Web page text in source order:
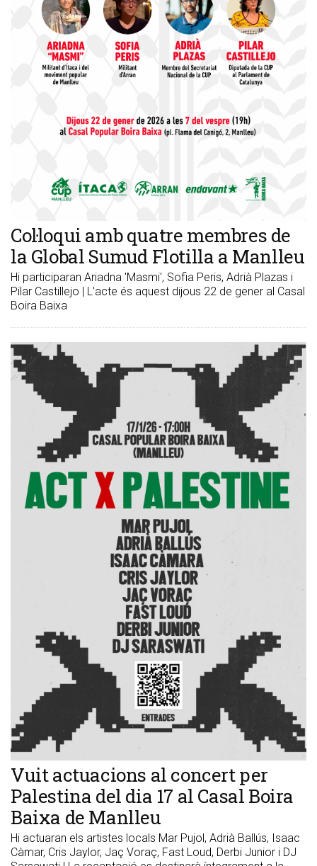
Col·loqui amb quatre membres de
la Global Sumud Flotilla a Manlleu
Hi participaran Ariadna 'Masmi', Sofia Peris, Adrià Plazas i
Pilar Castillejo | L'acte és aquest dijous 22 de gener al Casal
Boira Baixa
Vuit actuacions al concert per
Palestina del dia 17 al Casal Boira
Baixa de Manlleu
Hi actuaran els artistes locals Mar Pujol, Adrià Ballús, Isaac
Càmar, Cris Jaylor, Jaç Voraç, Fast Loud, Derbi Junior i DJ